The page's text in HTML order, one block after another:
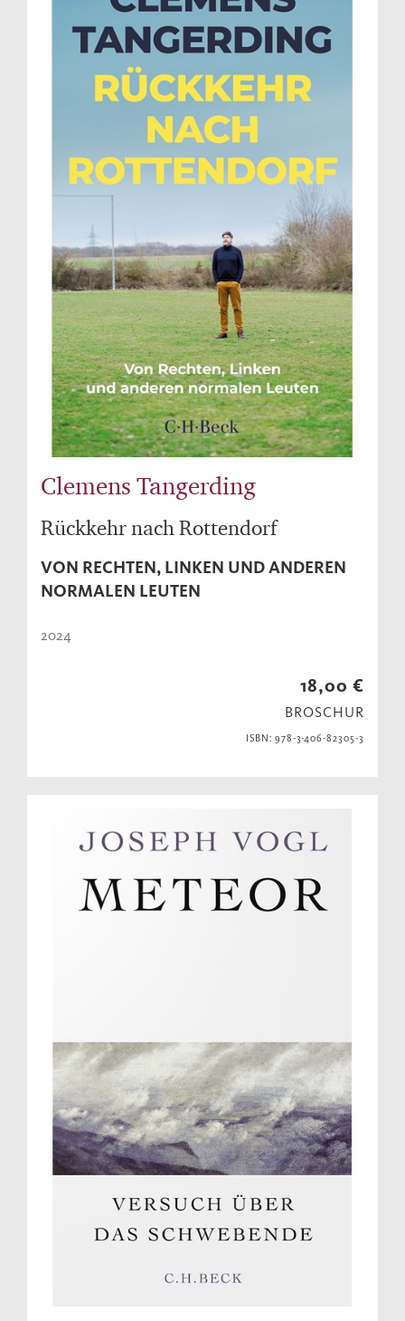
Clemens Tangerding
Rückkehr nach Rottendorf
VON RECHTEN, LINKEN UND ANDEREN
NORMALEN LEUTEN
2024
18,00 €
BROSCHUR
ISBN: 978-3-406-82305-3